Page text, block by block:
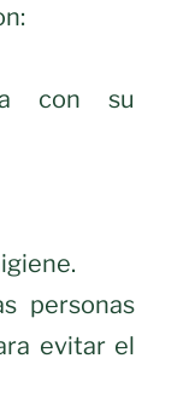
con su
personas
evitar el